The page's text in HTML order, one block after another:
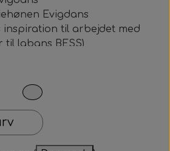
Evigdans
inspiration til arbejdet med
til labans BESS)